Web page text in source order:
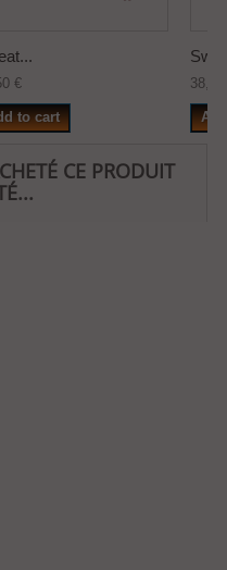
€
to cart
CE PRODUIT